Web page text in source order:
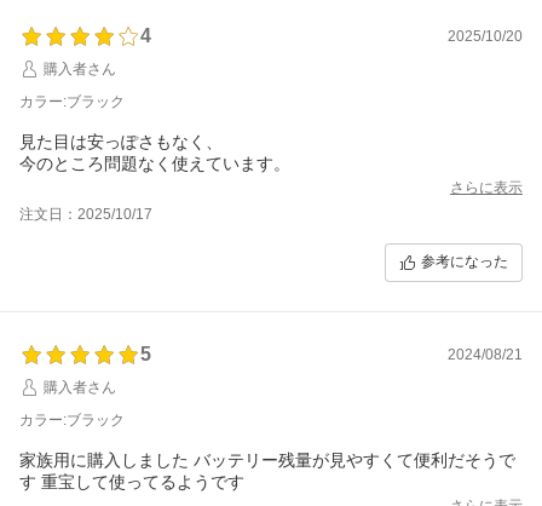
4
2025/10/20
購入者さん
カラー:ブラック
見た目は安っぽさもなく、
今のところ問題なく使えています。
さらに表示
注文日：2025/10/17
参考になった
5
2024/08/21
購入者さん
カラー:ブラック
家族用に購入しました バッテリー残量が見やすくて便利だそうで
す 重宝して使ってるようです